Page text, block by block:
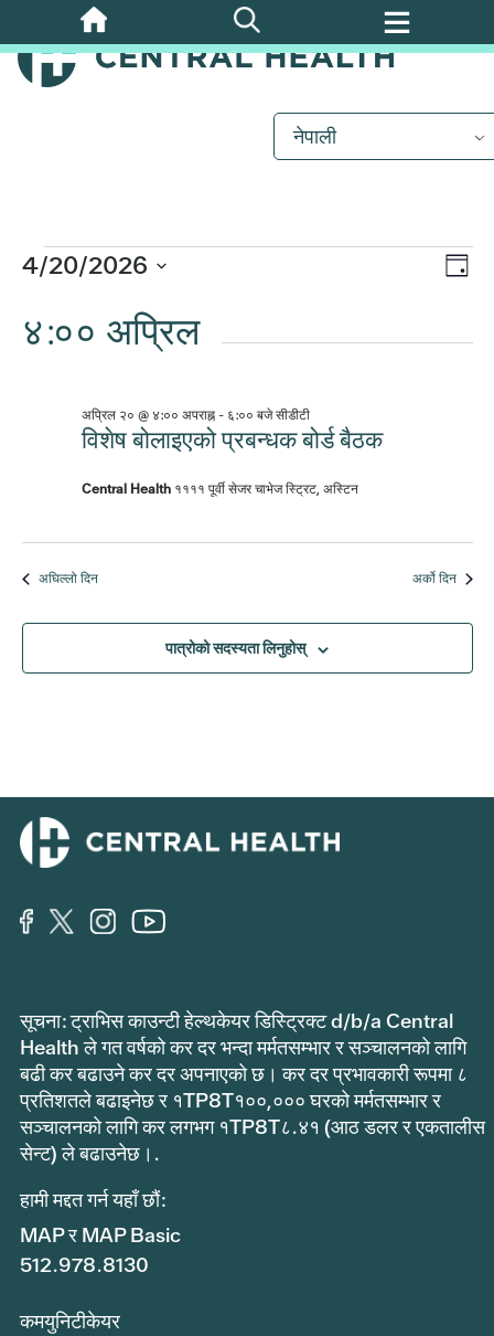
सामग्रीमा
जानुहोस्
नेपाली
अप्रिल
20,
2026
दृश्य
दिन
4/20/2026
चयन
गर्नुहोस्।
४:०० अप्रिल
विशेष बोलाइएको प्रबन्धक बोर्ड बैठक
अप्रिल २० @ ४:०० अपराह्न- ६:०० बजे सीडीटी
Central Health ११११ पूर्वी सेजर चाभेज स्ट्रिट, अस्टिन
अघिल्लो दिन अर्को दिन
पात्रोको सदस्यता लिनुहोस्
सूचना: ट्राभिस काउन्टी हेल्थकेयर डिस्ट्रिक्ट d/b/a Central
Health ले गत वर्षको कर दर भन्दा मर्मतसम्भार र सञ्चालनको लागि
बढी कर बढाउने कर दर अपनाएको छ। कर दर प्रभावकारी रूपमा ८
प्रतिशतले बढाइनेछ र १TP8T१००,००० घरको मर्मतसम्भार र
सञ्चालनको लागि कर लगभग १TP8T८.४१ (आठ डलर र एकतालीस
सेन्ट) ले बढाउनेछ।.
हामी मद्दत गर्न यहाँ छौं:
MAP र MAP Basic
512.978.8130
कमयुनिटीकेयर